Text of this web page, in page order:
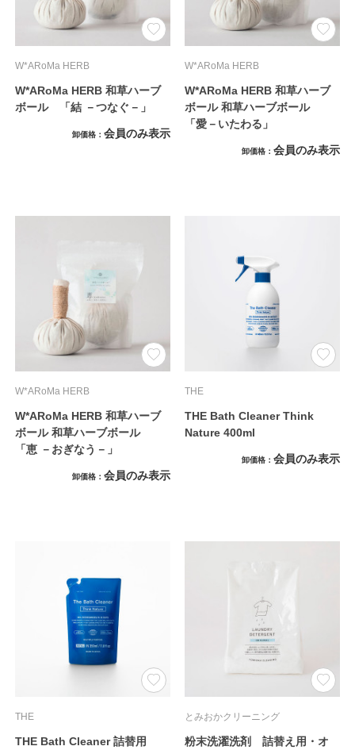
W*ARoMa HERB
W*ARoMa HERB 和草ハーブ
ボール 「結 －つなぐ－」
卸価格 会員のみ表示
W*ARoMa HERB
W*ARoMa HERB 和草ハーブ
ボール 和草ハーブボール
「愛－いたわる」
卸価格 会員のみ表示
W*ARoMa HERB
W*ARoMa HERB 和草ハーブ
ボール 和草ハーブボール
「恵 －おぎなう－」
卸価格 会員のみ表示
THE
THE Bath Cleaner Think
Nature 400ml
卸価格 会員のみ表示
THE
THE Bath Cleaner 詰替用
とみおかクリーニング
粉末洗濯洗剤 詰替え用・オ